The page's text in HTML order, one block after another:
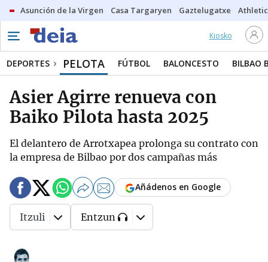
Asunción de la Virgen Casa Targaryen Gaztelugatxe Athletic
Kiosko
DEPORTES PELOTA FÚTBOL BALONCESTO BILBAO
Asier Agirre renueva con
Baiko Pilota hasta 2025
El delantero de Arrotxapea prolonga su contrato con
la empresa de Bilbao por dos campañas más
Añádenos en Google
Itzuli Entzun